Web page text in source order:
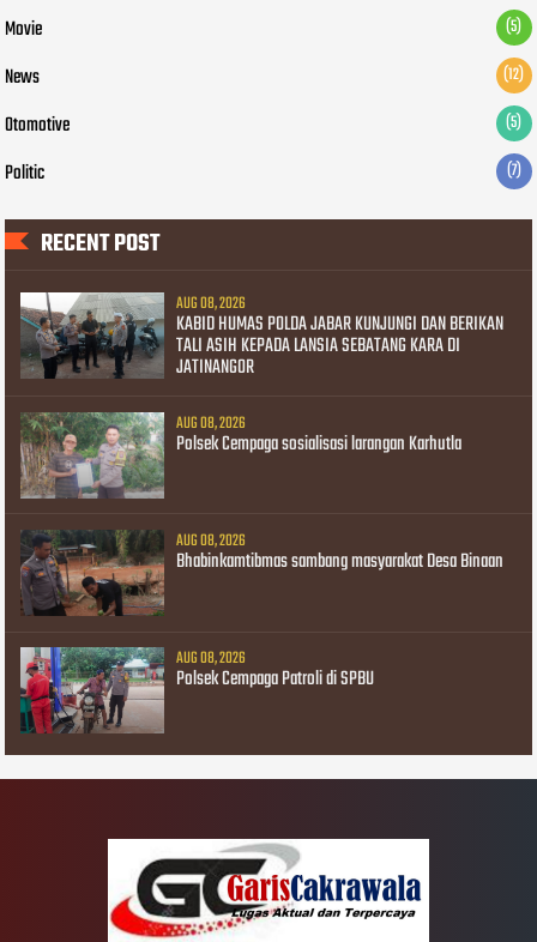
Movie (5)
News (12)
Otomotive (5)
Politic (7)
RECENT POST
AUG 08, 2026
KABID HUMAS POLDA JABAR KUNJUNGI DAN BERIKAN
TALI ASIH KEPADA LANSIA SEBATANG KARA DI
JATINANGOR
AUG 08, 2026
Polsek Cempaga sosialisasi larangan Karhutla
AUG 08, 2026
Bhabinkamtibmas sambang masyarakat Desa Binaan
AUG 08, 2026
Polsek Cempaga Patroli di SPBU